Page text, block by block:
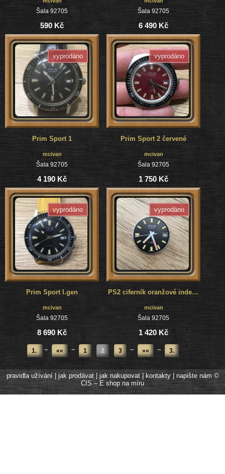
Šala 92705
590 Kč
Šala 92705
6 490 Kč
vyprodáno
Prim Sport 1
mcivan
Šala 92705
4 190 Kč
vyprodáno
Prim Sport 2 červené
mcivan
Šala 92705
1 750 Kč
vyprodáno
Prim Sport I.gen
mcivan
Šala 92705
8 690 Kč
vyprodáno
PS2 ciferník oranžové indexy s ručičkami a strojčekom
mcivan
Šala 92705
1 420 Kč
1. ~ «« ~ 1 2 3 ~ »» ~ 3.
pravidla užívání| jak prodávat|jak nakupovat| kontakty|napište nám ©
CIS – E shop na míru